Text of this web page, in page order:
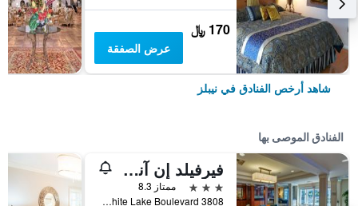
170 ﷼
عرض الصفقة
شاهد أرخص الفنادق في نيبلز
الفنادق الموصى بها
فيرفيلد إن آند سويتس باي ماريوت نابلس
3 نجوم
ممتاز 8.3
3808 White Lake Boulevard, نيبلز, FL, الولايات المتحدة الأميريكية